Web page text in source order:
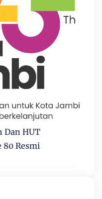
Dan HUT
80 Resmi